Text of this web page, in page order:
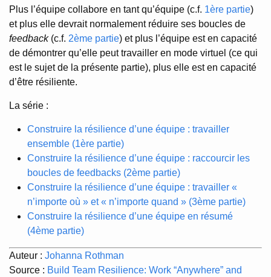
Plus l’équipe collabore en tant qu’équipe (c.f. 1ère partie)
et plus elle devrait normalement réduire ses boucles de
feedback(c.f. 2ème partie) et plus l’équipe est en capacité
de démontrer qu’elle peut travailler en mode virtuel (ce qui
est le sujet de la présente partie), plus elle est en capacité
d’être résiliente.
La série :
Construire la résilience d’une équipe : travailler
ensemble (1ère partie)
Construire la résilience d’une équipe : raccourcir les
boucles de feedbacks (2ème partie)
Construire la résilience d’une équipe : travailler «
n’importe où » et « n’importe quand » (3ème partie)
Construire la résilience d’une équipe en résumé
(4ème partie)
Auteur : Johanna Rothman
Source : Build Team Resilience: Work “Anywhere” and